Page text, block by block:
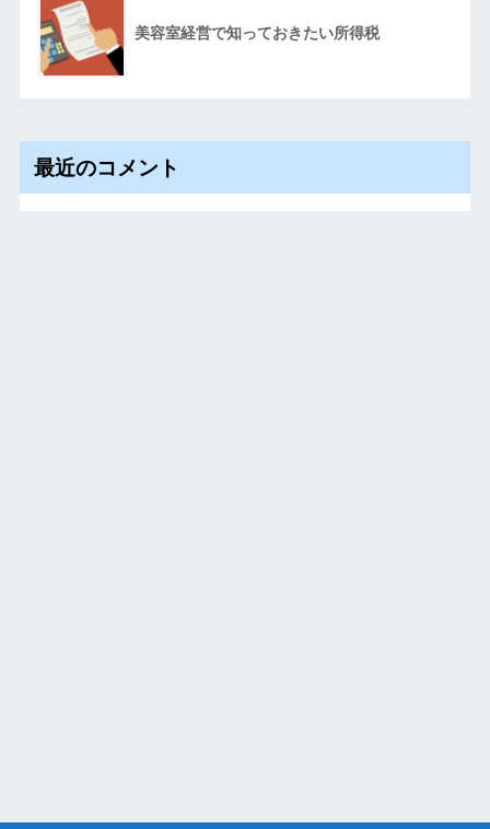
美容室経営で知っておきたい所得税
最近のコメント